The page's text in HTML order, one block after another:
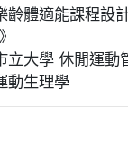
齡體適能課程設
立大學 休閒運動
動生理學